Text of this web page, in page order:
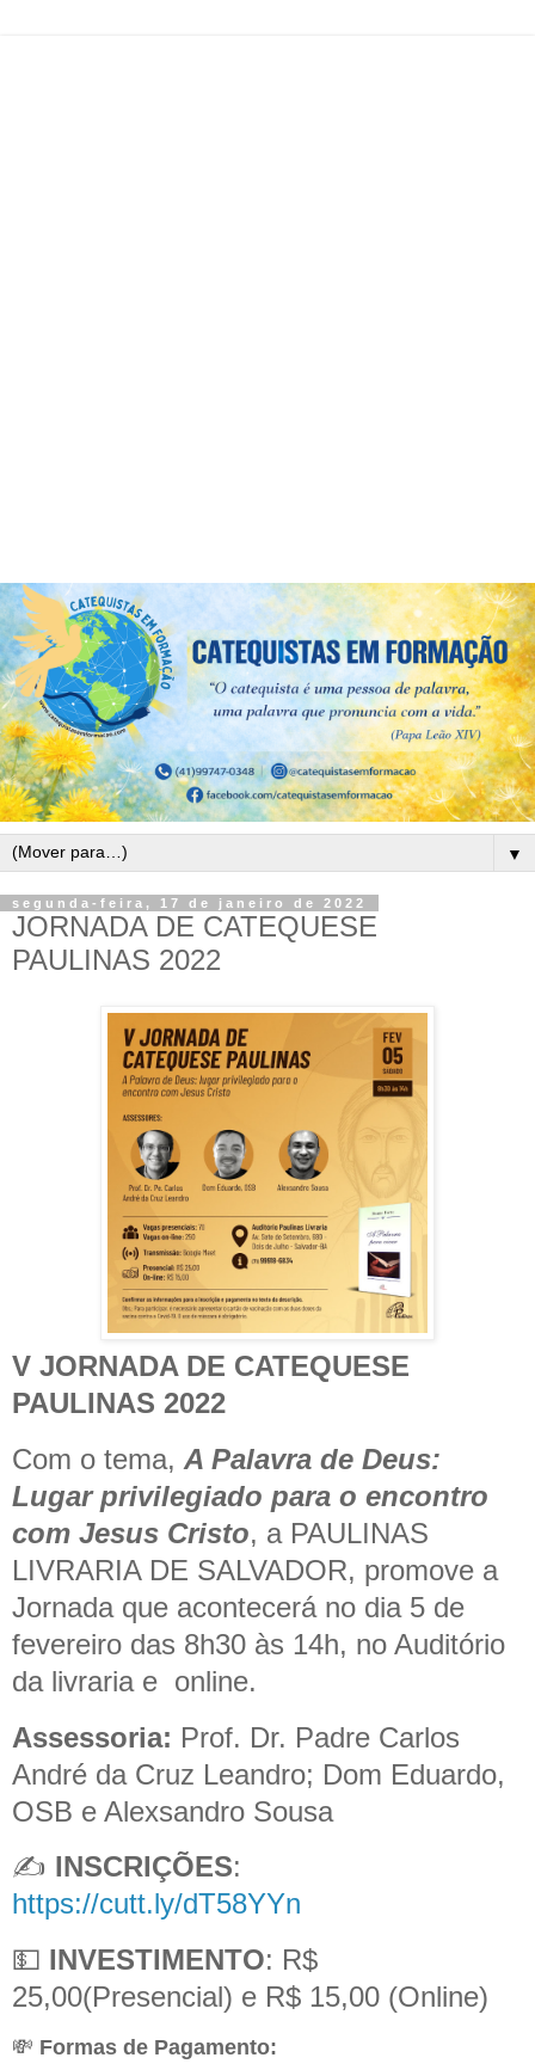
▼
segunda-feira, 17 de janeiro de 2022
JORNADA DE CATEQUESE
PAULINAS 2022
V JORNADA DE CATEQUESE
PAULINAS 2022
Com o tema, A Palavra de Deus:
Lugar privilegiado para o encontro
com Jesus Cristo, a PAULINAS
LIVRARIA DE SALVADOR, promove a
Jornada que acontecerá no dia 5 de
fevereiro das 8h30 às 14h, no Auditório
da livraria e online.
Assessoria: Prof. Dr. Padre Carlos
André da Cruz Leandro; Dom Eduardo,
OSB e Alexsandro Sousa
✍️ INSCRIÇÕES:
https://cutt.ly/dT58YYn
💵 INVESTIMENTO: R$
25,00(Presencial) e R$ 15,00 (Online)
💸 Formas de Pagamento: